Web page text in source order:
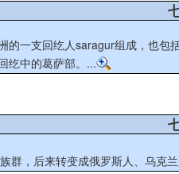
一支回纥人saragur组成，也
纥中的葛萨部。...
群，后来转变成俄罗斯人、乌